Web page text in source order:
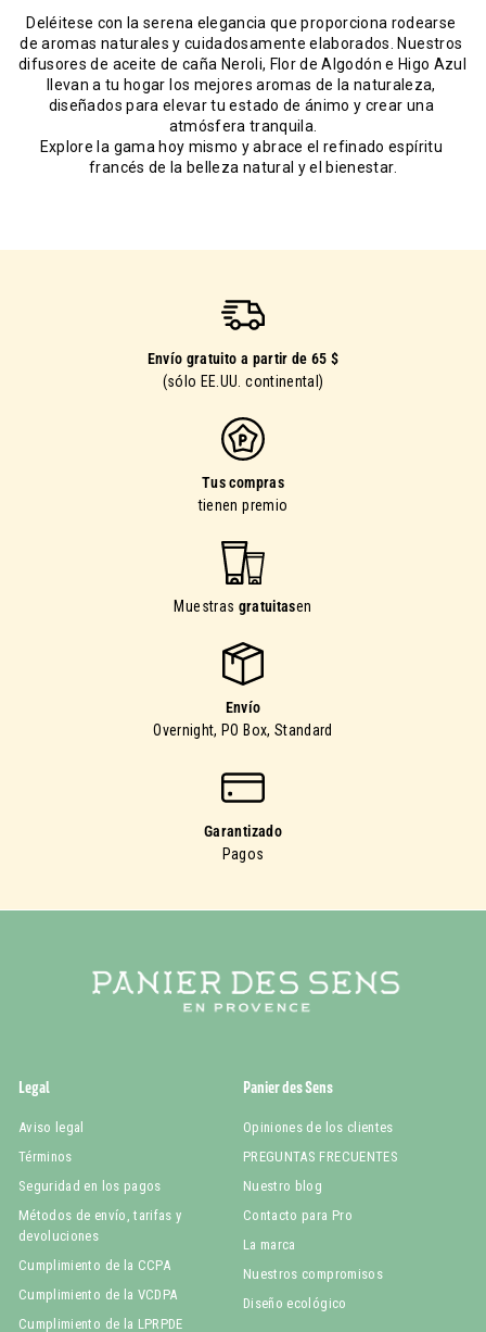
Deléitese con la serena elegancia que proporciona rodearse
de aromas naturales y cuidadosamente elaborados. Nuestros
difusores de aceite de caña Neroli, Flor de Algodón e Higo Azul
llevan a tu hogar los mejores aromas de la naturaleza,
diseñados para elevar tu estado de ánimo y crear una
atmósfera tranquila.
Explore la gama hoy mismo y abrace el refinado espíritu
francés de la belleza natural y el bienestar.
Envío gratuito a partir de 65 $
(sólo EE.UU. continental)
Tus compras
tienen premio
Muestras gratuitasen
Envío
Overnight, PO Box, Standard
Garantizado
Pagos
Legal
Aviso legal
Términos
Seguridad en los pagos
Métodos de envío, tarifas y
devoluciones
Cumplimiento de la CCPA
Cumplimiento de la VCDPA
Cumplimiento de la LPRPDE
Panier des Sens
Opiniones de los clientes
PREGUNTAS FRECUENTES
Nuestro blog
Contacto para Pro
La marca
Nuestros compromisos
Diseño ecológico